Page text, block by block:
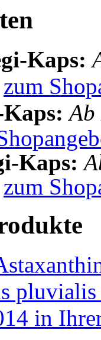
Kaps:
zum
: Ab
Kaps:
zum
in